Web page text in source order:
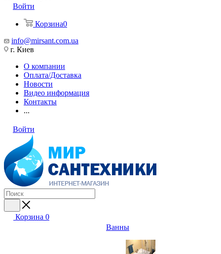
Войти
Корзина0
info@mirsant.com.ua
г. Киев
О компании
Оплата/Доставка
Новости
Видео информация
Контакты
...
Войти
Корзина 0
Ванны